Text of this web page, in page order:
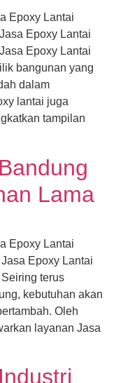
Epoxy Lantai
Epoxy Lantai
Epoxy Lantai
bangunan yang
dalam
lantai juga
tampilan
Lama
Epoxy Lantai
Epoxy Lantai
terus
kebutuhan akan
Oleh
layanan Jasa